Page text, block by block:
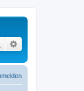
Suche